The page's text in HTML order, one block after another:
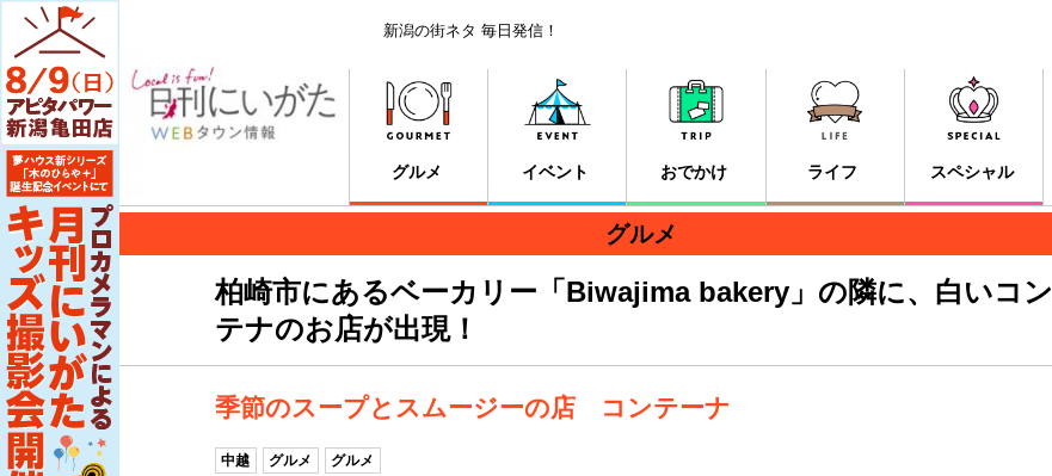
新潟の街ネタ 毎日発信！
グルメ イベント おでかけ ライフ スペシャル
グルメ
柏崎市にあるベーカリー「Biwajima bakery」の隣に、白いコン
テナのお店が出現！
季節のスープとスムージーの店 コンテーナ
中越 グルメ グルメ